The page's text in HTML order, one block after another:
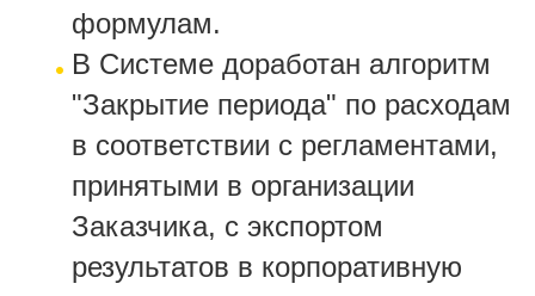
формулам.
В Системе доработан алгоритм
"Закрытие периода" по расходам
в соответствии с регламентами,
принятыми в организации
Заказчика, с экспортом
результатов в корпоративную